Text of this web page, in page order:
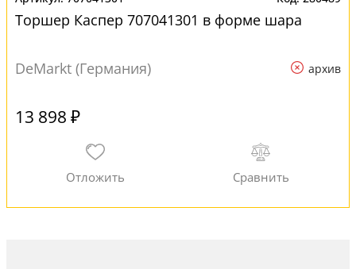
Торшер Каспер 707041301 в форме шара
DeMarkt (Германия) архив
13 898 ₽